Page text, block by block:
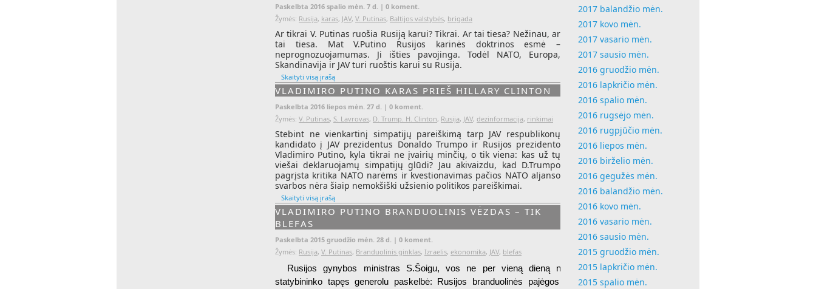
Paskelbta 2016 spalio mėn. 7 d. | 0 koment.
Žymės: Rusija, karas, JAV, V. Putinas, Baltijos valstybės, brigada
Ar tikrai V. Putinas ruošia Rusiją karui? Tikrai. Ar tai tiesa? Nežinau, ar
tai tiesa. Mat V.Putino Rusijos karinės doktrinos esmė –
neprognozuojamumas. Ji išties pavojinga. Todėl NATO, Europa,
Skandinavija ir JAV turi ruoštis karui su Rusija.
Skaityti visą įrašą
VLADIMIRO PUTINO KARAS PRIEŠ HILLARY CLINTON
Paskelbta 2016 liepos mėn. 27 d. | 0 koment.
Žymės: V. Putinas, S. Lavrovas, D. Trump. H. Clinton, Rusija, JAV, dezinformacija, rinkimai
Stebint ne vienkartinį simpatijų pareiškimą tarp JAV respublikonų
kandidato į JAV prezidentus Donaldo Trumpo ir Rusijos prezidento
Vladimiro Putino, kyla tikrai ne įvairių minčių, o tik viena: kas už tų
viešai deklaruojamų simpatijų glūdi? Jau akivaizdu, kad D.Trumpo
pagrįsta kritika NATO narėms ir kvestionavimas pačios NATO aljanso
svarbos nėra šiaip nemokšiški užsienio politikos pareiškimai.
Skaityti visą įrašą
VLADIMIRO PUTINO BRANDUOLINIS VĖZDAS – TIK
BLEFAS
Paskelbta 2015 gruodžio mėn. 28 d. | 0 koment.
Žymės: Rusija, V. Putinas, Branduolinis ginklas, Izraelis, ekonomika, JAV, blefas
Rusijos gynybos ministras S.Šoigu, vos ne per vieną dieną nuo eilinio inžinieriaus –
statybininko tapęs generolu paskelbė: Rusijos branduolinės pajėgos pasiruošusios visus 95
2017 balandžio mėn.
2017 kovo mėn.
2017 vasario mėn.
2017 sausio mėn.
2016 gruodžio mėn.
2016 lapkričio mėn.
2016 spalio mėn.
2016 rugsėjo mėn.
2016 rugpjūčio mėn.
2016 liepos mėn.
2016 birželio mėn.
2016 gegužės mėn.
2016 balandžio mėn.
2016 kovo mėn.
2016 vasario mėn.
2016 sausio mėn.
2015 gruodžio mėn.
2015 lapkričio mėn.
2015 spalio mėn.